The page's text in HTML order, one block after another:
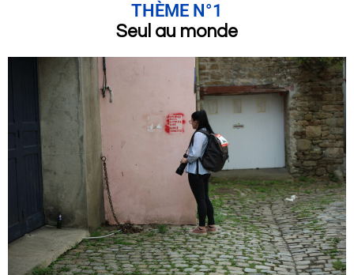
THÈME N°1
Seul au monde